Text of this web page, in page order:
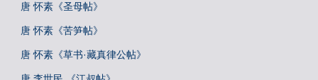
唐 怀素《圣母帖》
唐 怀素《苦笋帖》
唐 怀素《草书·藏真律公帖》